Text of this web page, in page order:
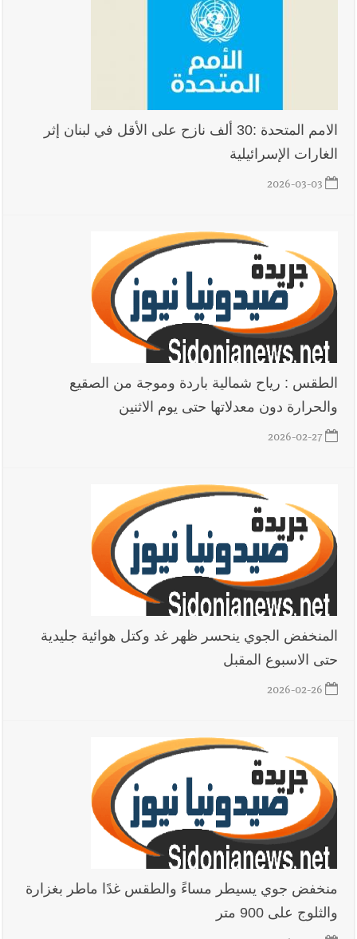
الامم المتحدة :30 ألف نازح على الأقل في لبنان إثر
الغارات الإسرائيلية
2026-03-03
الطقس : رياح شمالية باردة وموجة من الصقيع
والحرارة دون معدلاتها حتى يوم الاثنين
2026-02-27
المنخفض الجوي ينحسر ظهر غد وكتل هوائية جليدية
حتى الاسبوع المقبل
2026-02-26
منخفض جوي يسيطر مساءً والطقس غدًا ماطر بغزارة
والثلوج على 900 متر